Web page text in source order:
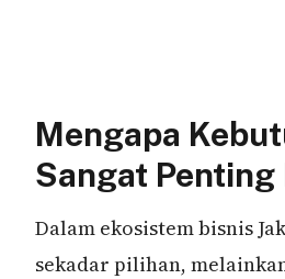
Mengapa
Sangat Penting
Dalam ekosistem bisnis
sekadar pilihan,